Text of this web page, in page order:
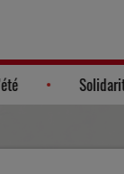
en famille tout l’été